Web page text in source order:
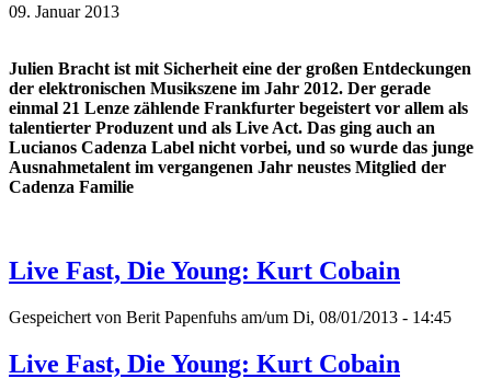
09. Januar 2013
Julien Bracht ist mit Sicherheit eine der großen Entdeckungen
der elektronischen Musikszene im Jahr 2012. Der gerade
einmal 21 Lenze zählende Frankfurter begeistert vor allem als
talentierter Produzent und als Live Act. Das ging auch an
Lucianos Cadenza Label nicht vorbei, und so wurde das junge
Ausnahmetalent im vergangenen Jahr neustes Mitglied der
Cadenza Familie
Live Fast, Die Young: Kurt Cobain
Gespeichert von Berit Papenfuhs am/um Di, 08/01/2013 - 14:45
Live Fast, Die Young: Kurt Cobain